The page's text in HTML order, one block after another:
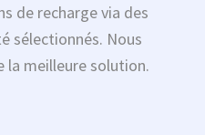
de recharge via des
sélectionnés. Nous
la meilleure solution.